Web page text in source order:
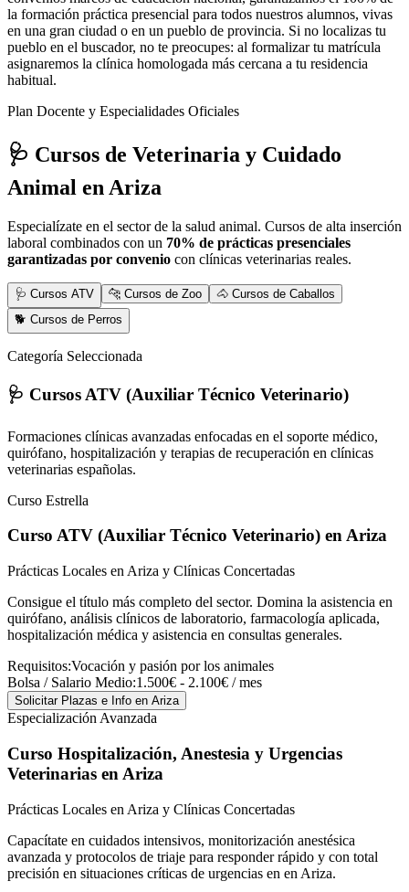
la formación práctica presencial para todos nuestros alumnos, vivas
en una gran ciudad o en un pueblo de provincia. Si no localizas tu
pueblo en el buscador, no te preocupes: al formalizar tu matrícula
asignaremos la clínica homologada más cercana a tu residencia
habitual.
Plan Docente y Especialidades Oficiales
🩺 Cursos de Veterinaria y Cuidado
Animal en Ariza
Especialízate en el sector de la salud animal. Cursos de alta inserción
laboral combinados con un 70% de prácticas presenciales
garantizadas por convenio con clínicas veterinarias reales.
🩺 Cursos ATV 🐆 Cursos de Zoo
🐴 Cursos de Caballos
🐕 Cursos de Perros
Categoría Seleccionada
🩺 Cursos ATV (Auxiliar Técnico Veterinario)
Formaciones clínicas avanzadas enfocadas en el soporte médico,
quirófano, hospitalización y terapias de recuperación en clínicas
veterinarias españolas.
Curso Estrella
Curso ATV (Auxiliar Técnico Veterinario) en Ariza
Prácticas Locales en Ariza y Clínicas Concertadas
Consigue el título más completo del sector. Domina la asistencia en
quirófano, análisis clínicos de laboratorio, farmacología aplicada,
hospitalización médica y asistencia en consultas generales.
Requisitos:Vocación y pasión por los animales
Bolsa / Salario Medio:1.500€ - 2.100€ / mes
Solicitar Plazas e Info en Ariza
Especialización Avanzada
Curso Hospitalización, Anestesia y Urgencias
Veterinarias en Ariza
Prácticas Locales en Ariza y Clínicas Concertadas
Capacítate en cuidados intensivos, monitorización anestésica
avanzada y protocolos de triaje para responder rápido y con total
precisión en situaciones críticas de urgencias en en Ariza.